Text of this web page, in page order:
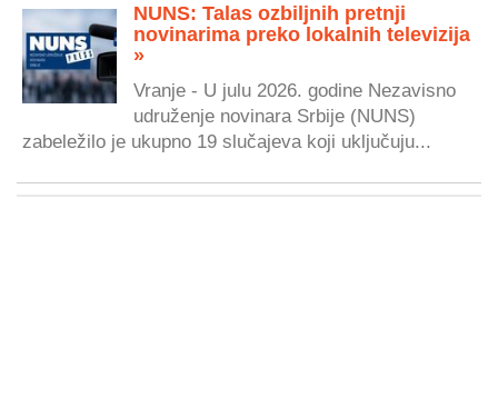
NUNS: Talas ozbiljnih pretnji
novinarima preko lokalnih televizija
»
Vranje - U julu 2026. godine Nezavisno
udruženje novinara Srbije (NUNS)
zabeležilo je ukupno 19 slučajeva koji uključuju...